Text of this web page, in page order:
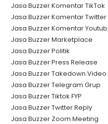
Jasa Buzzer Komentar TikTok
Jasa Buzzer Komentar Twitter
Jasa Buzzer Komentar
Jasa Buzzer Marketplace
Jasa Buzzer Politik
Jasa Buzzer Press Release
Jasa Buzzer Takedown Video
Jasa Buzzer Telegram Grup
Jasa Buzzer Tiktok FYP
Jasa Buzzer Twitter Reply
Jasa Buzzer Zoom Meeting